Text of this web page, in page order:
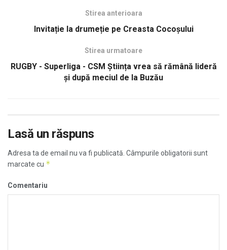
Stirea anterioara
Invitație la drumeție pe Creasta Cocoșului
Stirea urmatoare
RUGBY - Superliga - CSM Știința vrea să rămână lideră
și după meciul de la Buzău
Lasă un răspuns
Adresa ta de email nu va fi publicată. Câmpurile obligatorii sunt
marcate cu *
Comentariu